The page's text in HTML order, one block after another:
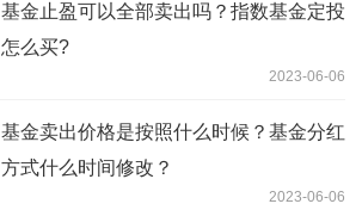
基金止盈可以全部卖出吗？指数基金定投
怎么买?
2023-06-06
基金卖出价格是按照什么时候？基金分红
方式什么时间修改？
2023-06-06